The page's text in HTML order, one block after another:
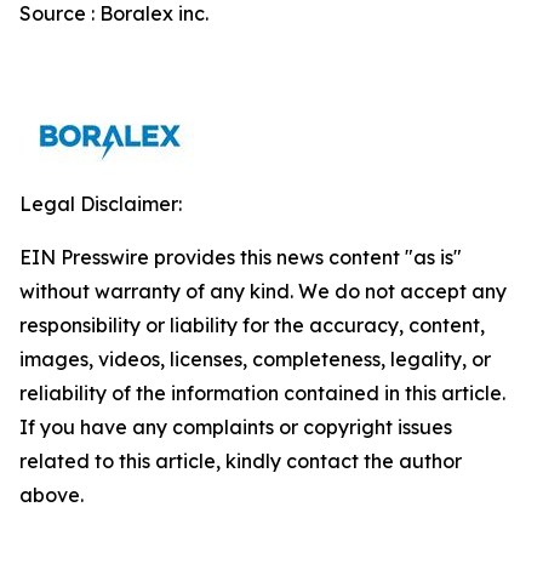
Source : Boralex inc.
Legal Disclaimer:
EIN Presswire provides this news content "as is"
without warranty of any kind. We do not accept any
responsibility or liability for the accuracy, content,
images, videos, licenses, completeness, legality, or
reliability of the information contained in this article.
If you have any complaints or copyright issues
related to this article, kindly contact the author
above.